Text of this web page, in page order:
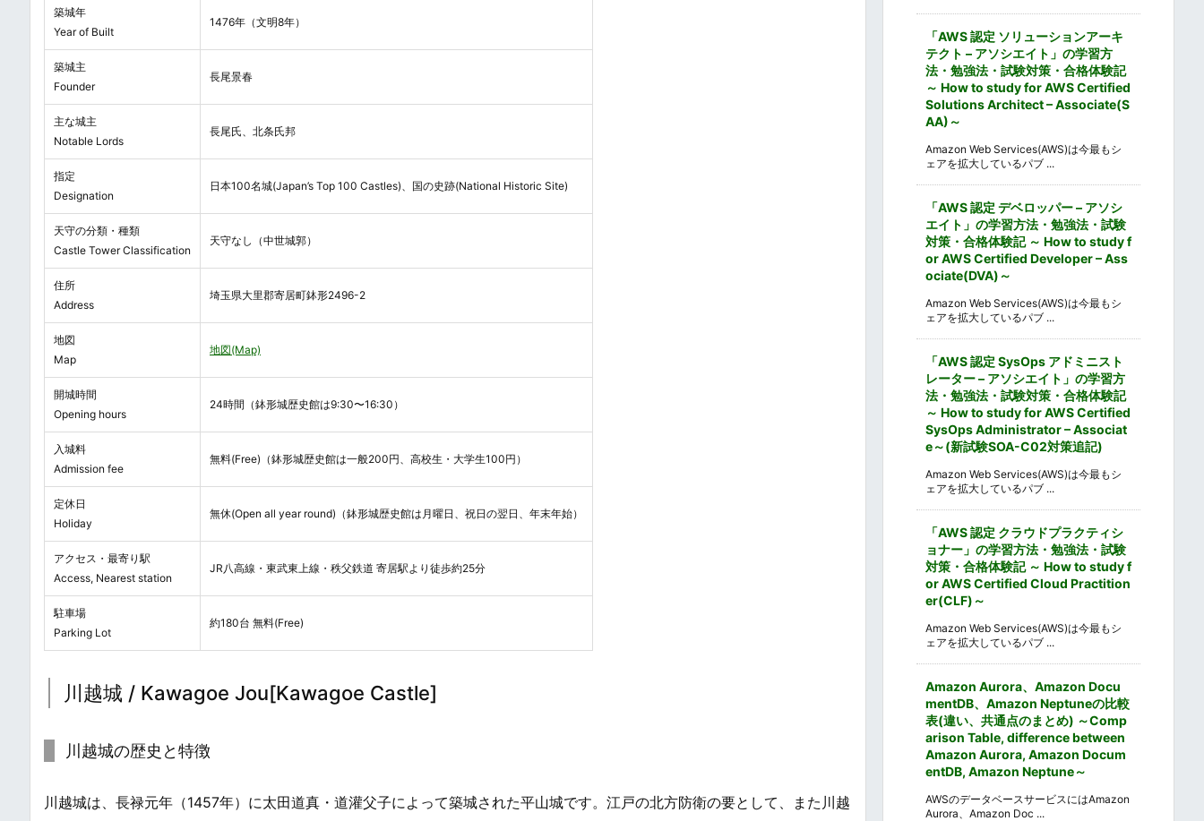
築城年
Year of Built
1476年（文明8年）
築城主
Founder
長尾景春
主な城主
Notable Lords
長尾氏、北条氏邦
指定
Designation
日本100名城(Japan’s Top 100 Castles)、国の史跡(National Historic Site)
天守の分類・種類
Castle Tower Classification
天守なし（中世城郭）
住所
Address
埼玉県大里郡寄居町鉢形2496-2
地図
Map
地図(Map)
開城時間
Opening hours
24時間（鉢形城歴史館は9:30〜16:30）
入城料
Admission fee
無料(Free)（鉢形城歴史館は一般200円、高校生・大学生100円）
定休日
Holiday
無休(Open all year round)（鉢形城歴史館は月曜日、祝日の翌日、年末年始）
アクセス・最寄り駅
Access, Nearest station
JR八高線・東武東上線・秩父鉄道 寄居駅より徒歩約25分
駐車場
Parking Lot
約180台 無料(Free)
川越城 / Kawagoe Jou[Kawagoe Castle]
川越城の歴史と特徴
川越城は、長禄元年（1457年）に太田道真・道灌父子によって築城された平山城です。江戸の北方防衛の要として、また川越
「AWS 認定 ソリューションアーキ
テクト – アソシエイト」の学習方
法・勉強法・試験対策・合格体験記
～ How to study for AWS Certified
Solutions Architect – Associate(S
AA)～
Amazon Web Services(AWS)は今最もシ
ェアを拡大しているパブ ...
「AWS 認定 デベロッパー – アソシ
エイト」の学習方法・勉強法・試験
対策・合格体験記 ～ How to study f
or AWS Certified Developer – Ass
ociate(DVA)～
Amazon Web Services(AWS)は今最もシ
ェアを拡大しているパブ ...
「AWS 認定 SysOps アドミニスト
レーター – アソシエイト」の学習方
法・勉強法・試験対策・合格体験記
～ How to study for AWS Certified
SysOps Administrator – Associat
e～(新試験SOA-C02対策追記)
Amazon Web Services(AWS)は今最もシ
ェアを拡大しているパブ ...
「AWS 認定 クラウドプラクティシ
ョナー」の学習方法・勉強法・試験
対策・合格体験記 ～ How to study f
or AWS Certified Cloud Practition
er(CLF)～
Amazon Web Services(AWS)は今最もシ
ェアを拡大しているパブ ...
Amazon Aurora、Amazon Docu
mentDB、Amazon Neptuneの比較
表(違い、共通点のまとめ) ～Comp
arison Table, difference between
Amazon Aurora, Amazon Docum
entDB, Amazon Neptune～
AWSのデータベースサービスにはAmazon
Aurora、Amazon Doc ...